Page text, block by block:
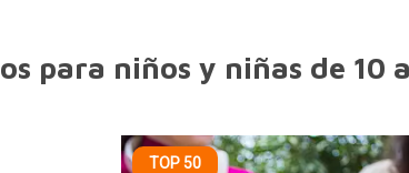
para niños y niñas de 10
TOP 50